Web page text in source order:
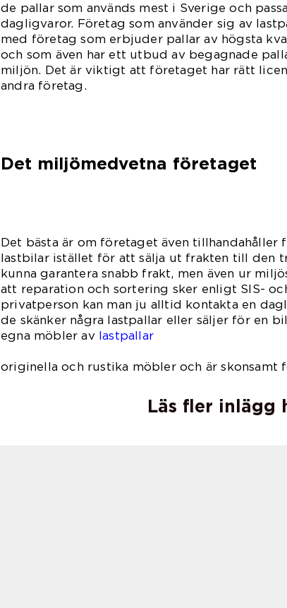
de pallar som används mest i Sverige och
dagligvaror. Företag som använder sig av
med företag som erbjuder pallar av högsta
och som även har ett utbud av begagnade
miljön. Det är viktigt att företaget har rätt
andra företag.
Det miljömedvetna företaget
Det bästa är om företaget även tillhandahåller
lastbilar istället för att sälja ut frakten till den
kunna garantera snabb frakt, men även ur
att reparation och sortering sker enligt SIS-
privatperson kan man ju alltid kontakta en
de skänker några lastpallar eller säljer för en
egna möbler av lastpallar
är både
originella och rustika möbler och är skonsamt
Läs fler inlägg